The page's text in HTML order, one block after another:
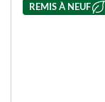
REMIS À NEUF